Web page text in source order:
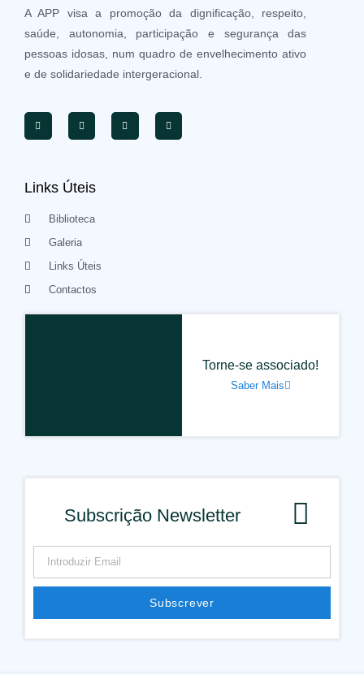
A APP visa a promoção da dignificação, respeito,
saúde, autonomia, participação e segurança das
pessoas idosas, num quadro de envelhecimento ativo
e de solidariedade intergeracional.
Links Úteis
Biblioteca
Galeria
Links Úteis
Contactos
Torne-se associado!
Saber Mais
Subscrição Newsletter
Subscrever